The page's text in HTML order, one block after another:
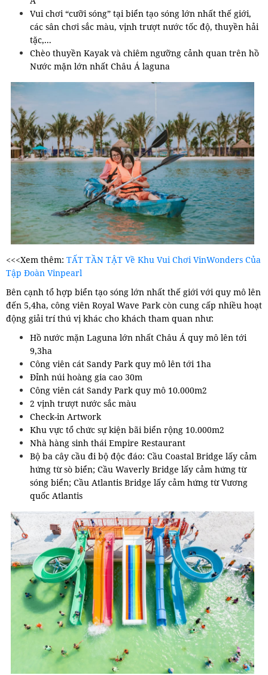
Vui chơi “cưỡi sóng” tại biển tạo sóng lớn nhất thế giới,
các sân chơi sắc màu, vịnh trượt nước tốc độ, thuyền hải
tặc,...
Chèo thuyền Kayak và chiêm ngưỡng cảnh quan trên hồ
Nước mặn lớn nhất Châu Á laguna
<<<Xem thêm: TẤT TẦN TẬT Về Khu Vui Chơi VinWonders Của
Tập Đoàn Vinpearl
Bên cạnh tổ hợp biển tạo sóng lớn nhất thế giới với quy mô lên
đến 5,4ha, công viên Royal Wave Park còn cung cấp nhiều hoạt
động giải trí thú vị khác cho khách tham quan như:
Hồ nước mặn Laguna lớn nhất Châu Á quy mô lên tới
9,3ha
Công viên cát Sandy Park quy mô lên tới 1ha
Đỉnh núi hoàng gia cao 30m
Công viên cát Sandy Park quy mô 10.000m2
2 vịnh trượt nước sắc màu
Check-in Artwork
Khu vực tổ chức sự kiện bãi biển rộng 10.000m2
Nhà hàng sinh thái Empire Restaurant
Bộ ba cây cầu đi bộ độc đáo: Cầu Coastal Bridge lấy cảm
hứng từ sò biển; Cầu Waverly Bridge lấy cảm hứng từ
sóng biển; Cầu Atlantis Bridge lấy cảm hứng từ Vương
quốc Atlantis